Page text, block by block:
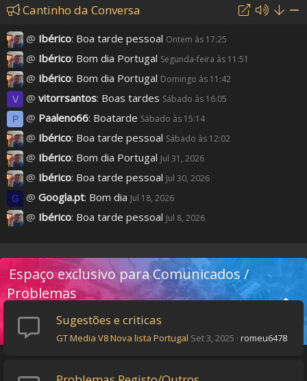
Cantinho da Conversa
@ Ibérico: Boa tarde pessoal Ontem às 17:25
@ Ibérico: Bom dia Portugal Segunda-feira às 11:51
@ Ibérico: Bom dia Portugal Domingo às 11:42
V @ vitorrsantos: Boas tardes Sábado às 16:05
P @ Paaleno66: Boatarde Sábado às 15:14
@ Ibérico: Boa tarde pessoal Sábado às 12:02
@ Ibérico: Bom dia Portugal Jul 31, 2026
@ Ibérico: Boa tarde pessoal Jul 30, 2026
G @ Googla.pt: Bom dia Jul 18, 2026
@ Ibérico: Boa tarde pessoal Jul 8, 2026
Espaço exclusivo para Comunicados /
Problemas
Sugestões e criticas
GT Media V8 Nova lista Portugal Set 3, 2025 romeu6478